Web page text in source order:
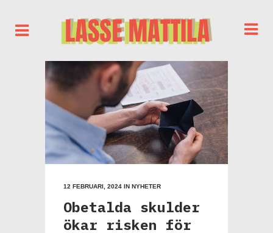
12 FEBRUARI, 2024 IN NYHETER
Obetalda skulder
ökar risken för